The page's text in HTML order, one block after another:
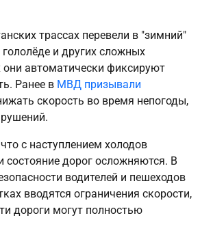
трассах перевели в "зимний"
и других сложных
они автоматически фиксируют
Ранее в МВД призывали
скорость во время непогоды,
с наступлением холодов
состояние дорог осложняются. В
водителей и пешеходов
вводятся ограничения скорости,
дороги могут полностью